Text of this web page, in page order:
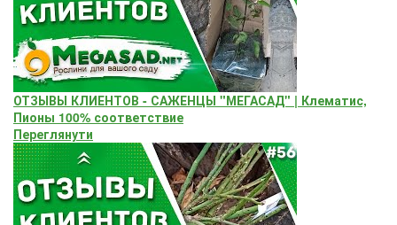
ОТЗЫВЫ КЛИЕНТОВ - САЖЕНЦЫ "МЕГАСАД" | Клематис,
Пионы 100% соответствие
Переглянути